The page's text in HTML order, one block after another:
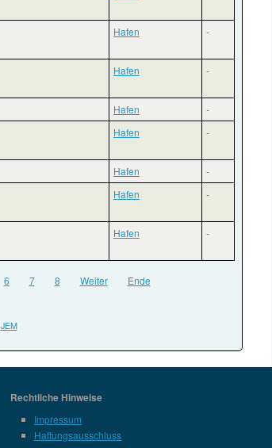
Hafen -
Hafen -
Hafen
-
Hafen -
Hafen
-
Hafen -
Hafen -
6 7 8 Weiter Ende
JEM
Rechtliche Hinweise
Impressum
Haftungsausschluss